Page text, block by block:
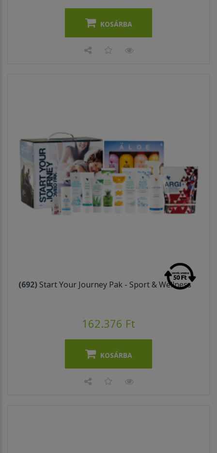
KOSÁRBA
(692) Start Your Journey Pak - Sport & Wellness
162.376 Ft
KOSÁRBA